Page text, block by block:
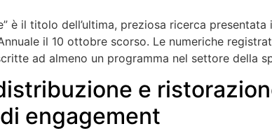
è il titolo dell’ultima, preziosa ricerca
il 10 ottobre scorso. Le numeriche
ad almeno un programma nel settore della
e
engagement